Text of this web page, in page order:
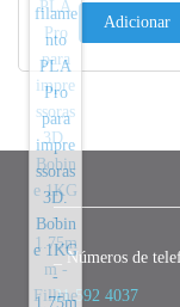
Adicionar
_ Números de
21 592 4037